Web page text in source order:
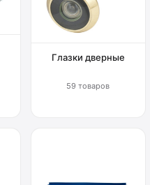
Глазки дверные
59 товаров